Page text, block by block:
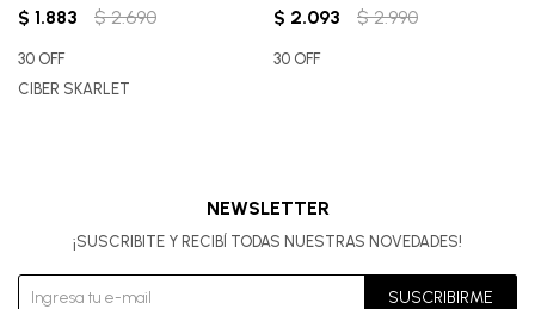
$ 1.883 $ 2.690
30 OFF
CIBER SKARLET
$ 2.093 $ 2.990
30 OFF
NEWSLETTER
¡SUSCRIBITE Y RECIBÍ TODAS NUESTRAS NOVEDADES!
SUSCRIBIRME